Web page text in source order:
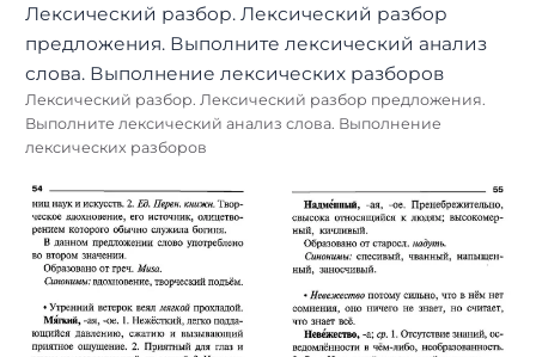
Лексический разбор. Лексический разбор предложения.
Выполните лексический анализ слова. Выполнение
лексических разборов